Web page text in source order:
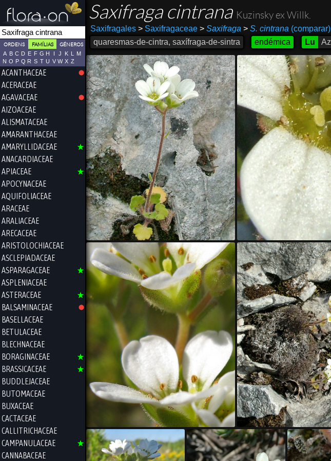
ORDENS FAMÍLIAS GÉNEROS
A B C D E F G H I J K L
M
N O P Q R S T U V W X Z
ACANTHACEAE
ACERACEAE
AGAVACEAE
AIZOACEAE
ALISMATACEAE
AMARANTHACEAE
AMARYLLIDACEAE
ANACARDIACEAE
APIACEAE
APOCYNACEAE
AQUIFOLIACEAE
ARACEAE
ARALIACEAE
ARECACEAE
ARISTOLOCHIACEAE
ASCLEPIADACEAE
ASPARAGACEAE
ASPLENIACEAE
ASTERACEAE
BALSAMINACEAE
BASELLACEAE
BETULACEAE
BLECHNACEAE
BORAGINACEAE
BRASSICACEAE
BUDDLEJACEAE
BUTOMACEAE
BUXACEAE
CACTACEAE
CALLITRICHACEAE
CAMPANULACEAE
CANNABACEAE
Saxifraga cintrana Kuzinsky ex Willk.
Saxifragales >Saxifragaceae > Saxifraga > S. cintrana (comparar)
quaresmas-de-cintra, saxífraga-de-sintra
endémica Lu Az